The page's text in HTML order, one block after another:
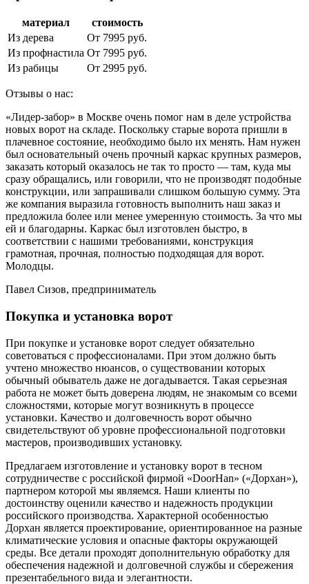
материал
стоимость
Из дерева
От 7995 руб.
Из профнастила От 7995 руб.
Из рабицы
От 2995 руб.
Отзывы о нас:
«Лидер-забор» в Москве очень помог нам в деле устройства
новых ворот на складе. Поскольку старые ворота пришли в
плачевное состояние, необходимо было их менять. Нам нужен
был основательный очень прочный каркас крупных размеров,
заказать который оказалось не так то просто — там, куда мы
сразу обращались, или говорили, что не производят подобные
конструкции, или запрашивали слишком большую сумму. Эта
же компания выразила готовность выполнить наш заказ и
предложила более или менее умеренную стоимость. За что мы
ей и благодарны. Каркас был изготовлен быстро, в
соответствии с нашими требованиями, конструкция
грамотная, прочная, полностью подходящая для ворот.
Молодцы.
Павел Сизов, предприниматель
Покупка и установка ворот
При покупке и установке ворот следует обязательно
советоваться с профессионалами. При этом должно быть
учтено множество нюансов, о существовании которых
обычный обыватель даже не догадывается. Такая серьезная
работа не может быть доверена людям, не знакомым со всеми
сложностями, которые могут возникнуть в процессе
установки. Качество и долговечность ворот обычно
свидетельствуют об уровне профессиональной подготовки
мастеров, производивших установку.
Предлагаем изготовление и установку ворот в тесном
сотрудничестве с российской фирмой «DoorHan» («Дорхан»),
партнером которой мы являемся. Наши клиенты по
достоинству оценили качество и надежность продукции
российского производства. Характерной особенностью
Дорхан является проектирование, ориентированное на разные
климатические условия и опасные факторы окружающей
среды. Все детали проходят дополнительную обработку для
обеспечения надежной и долговечной службы и сбережения
презентабельного вида и элегантности.